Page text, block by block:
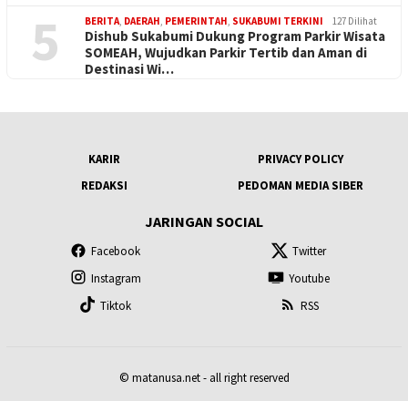
5 BERITA, DAERAH, PEMERINTAH, SUKABUMI TERKINI 127 Dilihat
Dishub Sukabumi Dukung Program Parkir Wisata
SOMEAH, Wujudkan Parkir Tertib dan Aman di
Destinasi Wi…
KARIR
PRIVACY POLICY
REDAKSI
PEDOMAN MEDIA SIBER
JARINGAN SOCIAL
Facebook
Twitter
Instagram
Youtube
Tiktok
RSS
© matanusa.net - all right reserved